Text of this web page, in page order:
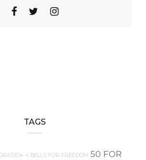
TAGS
4 BELLS FOR FREEDOM 50 FOR